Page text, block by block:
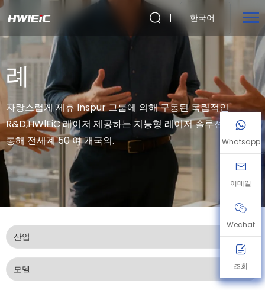
한국어
례
자랑스럽게 제휴 Inspur 그룹에 의해 구동된 독립적인
R&D,HWlEiC 레이저 제공하는 지능형 레이저 솔루션을
통해 전세계 50 여 개국의.
Whatsapp
이메일
Wechat
조회